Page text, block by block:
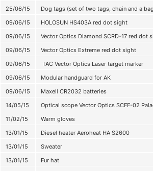
25/06/15
Dog tags (set of two tags, chain and a
09/06/15
HOLOSUN HS403A red dot sight
09/06/15
Vector Optics Diamond SCRD-17 red dot
09/06/15
Vector Optics Extreme red dot sight
09/06/15
TAC Vector Optics Laser target marker
09/06/15
Modular handguard for AK
09/06/15
Maxell CR2032 batteries
14/05/15
Optical scope Vector Optics SCFF-02
11/02/15
Warm gloves
13/01/15
Diesel heater Aeroheat НА S2600
13/01/15
Sweater
13/01/15
Fur hat